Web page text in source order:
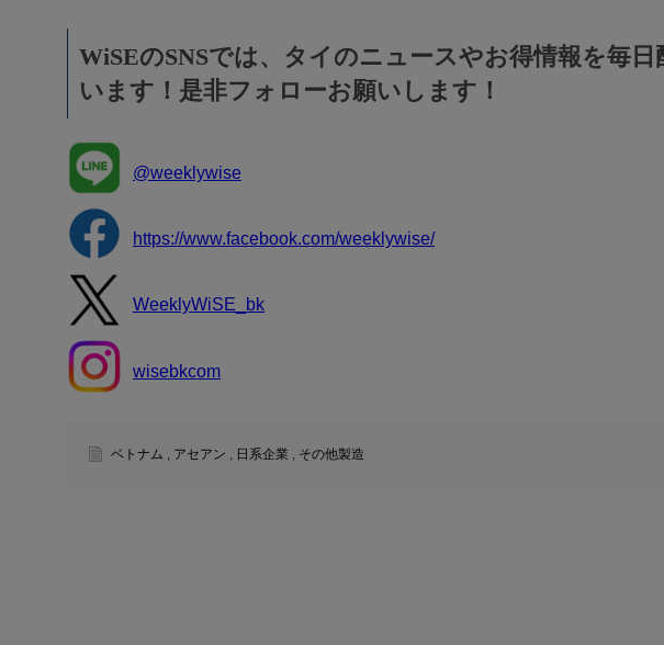
WiSEのSNSでは、タイのニュースやお得情報を毎日
います！是非フォローお願いします！
@weeklywise
https://www.facebook.com/weeklywise/
WeeklyWiSE_bk
wisebkcom
ベトナム アセアン 日系企業 その他製造